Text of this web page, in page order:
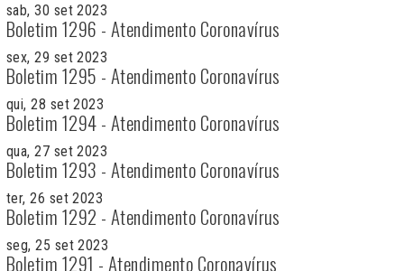
sab, 30 set 2023
Boletim 1296 - Atendimento Coronavírus
sex, 29 set 2023
Boletim 1295 - Atendimento Coronavírus
qui, 28 set 2023
Boletim 1294 - Atendimento Coronavírus
qua, 27 set 2023
Boletim 1293 - Atendimento Coronavírus
ter, 26 set 2023
Boletim 1292 - Atendimento Coronavírus
seg, 25 set 2023
Boletim 1291 - Atendimento Coronavírus